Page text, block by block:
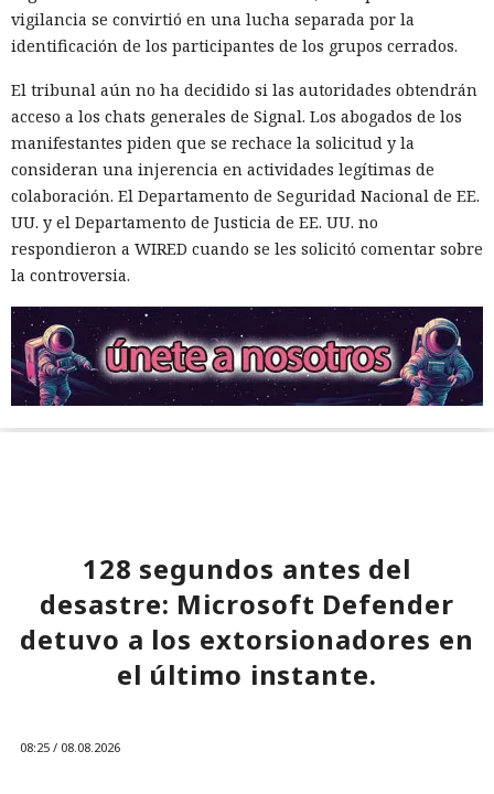
vigilancia se convirtió en una lucha separada por la
identificación de los participantes de los grupos cerrados.
El tribunal aún no ha decidido si las autoridades obtendrán
acceso a los chats generales de Signal. Los abogados de los
manifestantes piden que se rechace la solicitud y la
consideran una injerencia en actividades legítimas de
colaboración. El Departamento de Seguridad Nacional de EE.
UU. y el Departamento de Justicia de EE. UU. no
respondieron a WIRED cuando se les solicitó comentar sobre
la controversia.
128 segundos antes del
desastre: Microsoft Defender
detuvo a los extorsionadores en
el último instante.
08:25 / 08.08.2026